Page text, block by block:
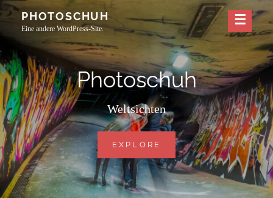
Skip
content
PHOTOSCHUH
Eine andere WordPress-Site.
Photoschuh
Weltsichten
EXPLORE PHOTOSCHUH